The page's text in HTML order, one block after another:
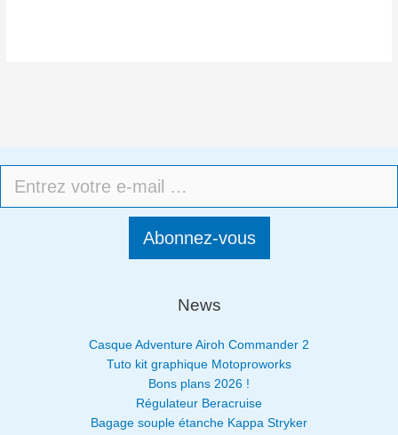
Abonnez-vous
News
Casque Adventure Airoh Commander 2
Tuto kit graphique Motoproworks
Bons plans 2026 !
Régulateur Beracruise
Bagage souple étanche Kappa Stryker